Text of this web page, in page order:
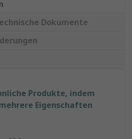
Dokumente
Produkte, indem
Eigenschaften